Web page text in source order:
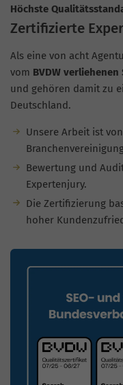
Höchste
Zertifizierte
Als eine von acht
vom BVDW
und gehören damit zu
Deutschland.
Unsere Arbeit ist
Bewertung und
Expertenjury.
Die Zertifizierung
hoher